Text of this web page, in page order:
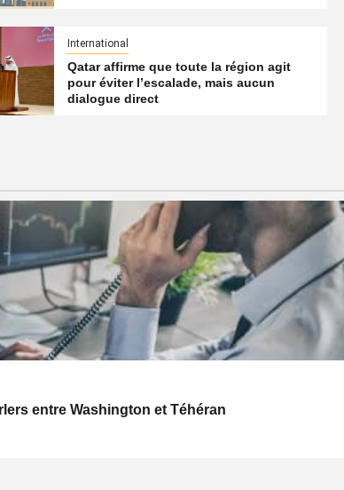
International
Qatar affirme que toute la région agit
pour éviter l’escalade, mais aucun
dialogue direct
entre Washington et Téhéran